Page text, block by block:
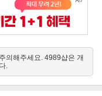
의해주세요. 4989샵은 개
.